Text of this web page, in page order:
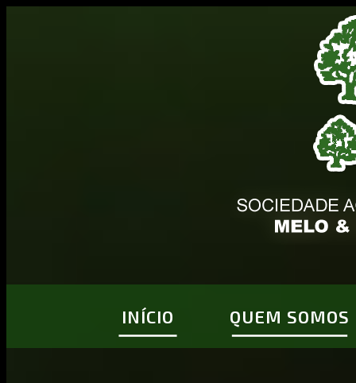
INÍCIO QUEM SOMOS